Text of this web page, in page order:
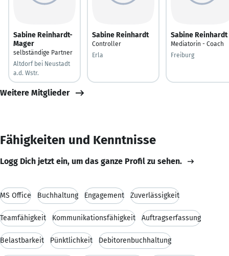
Sabine Reinhardt-
Mager
selbständige Partner
Altdorf bei Neustadt
a.d. Wstr.
Sabine Reinhardt
Controller
Erla
Sabine Reinhardt
Mediatorin - Coach
Freiburg
Weitere Mitglieder
Fähigkeiten und Kenntnisse
Logg Dich jetzt ein, um das ganze Profil zu sehen.
MS Office Buchhaltung Engagement Zuverlässigkeit
Teamfähigkeit Kommunikationsfähigkeit Auftragserfassung
Belastbarkeit Pünktlichkeit Debitorenbuchhaltung